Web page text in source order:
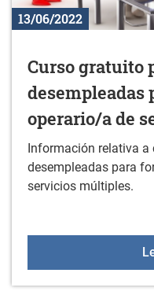
13/06/2022
Curso gratuito
desempleadas
operario/a de
Información relativa
desempleadas para
servicios múltiples.